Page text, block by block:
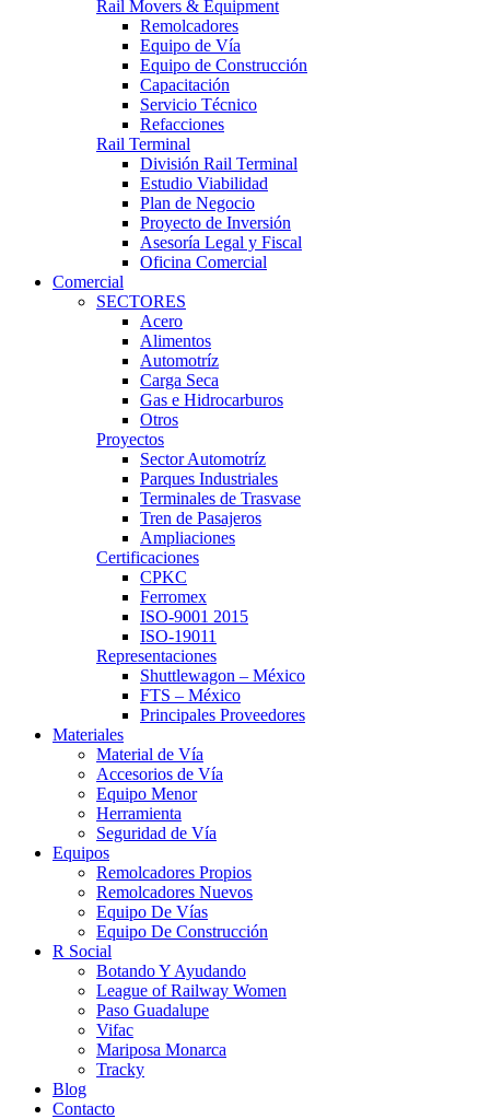
Rail Movers & Equipment
Remolcadores
Equipo de Vía
Equipo de Construcción
Capacitación
Servicio Técnico
Refacciones
Rail Terminal
División Rail Terminal
Estudio Viabilidad
Plan de Negocio
Proyecto de Inversión
Asesoría Legal y Fiscal
Oficina Comercial
Comercial
SECTORES
Acero
Alimentos
Automotríz
Carga Seca
Gas e Hidrocarburos
Otros
Proyectos
Sector Automotríz
Parques Industriales
Terminales de Trasvase
Tren de Pasajeros
Ampliaciones
Certificaciones
CPKC
Ferromex
ISO-9001 2015
ISO-19011
Representaciones
Shuttlewagon – México
FTS – México
Principales Proveedores
Materiales
Material de Vía
Accesorios de Vía
Equipo Menor
Herramienta
Seguridad de Vía
Equipos
Remolcadores Propios
Remolcadores Nuevos
Equipo De Vías
Equipo De Construcción
R Social
Botando Y Ayudando
League of Railway Women
Paso Guadalupe
Vifac
Mariposa Monarca
Tracky
Blog
Contacto